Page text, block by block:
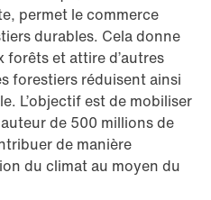
permet le commerce
durables. Cela donne
forêts et attire d’autres
forestiers réduisent ainsi
L’objectif est de mobiliser
de 500 millions de
de manière
du climat au moyen du